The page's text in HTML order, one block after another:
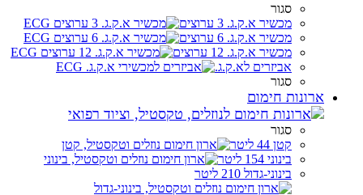
סגור
מכשיר א.ק.ג. 3 ערוצים
מכשיר א.ק.ג. 6 ערוצים
מכשיר א.ק.ג. 12 ערוצים
אביזרים לא.ק.ג.
סגור
ארונות חימום
סגור
קטן 44 ליטר
בינוני 154 ליטר
בינוני-גדול 210 ליטר